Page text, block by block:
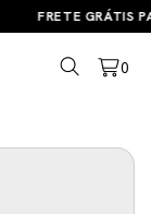
FRETE GRÁTIS
0